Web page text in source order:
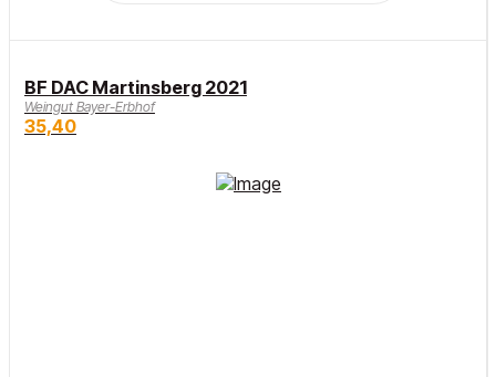
BF DAC Martinsberg 2021
Weingut Bayer-Erbhof
35,40